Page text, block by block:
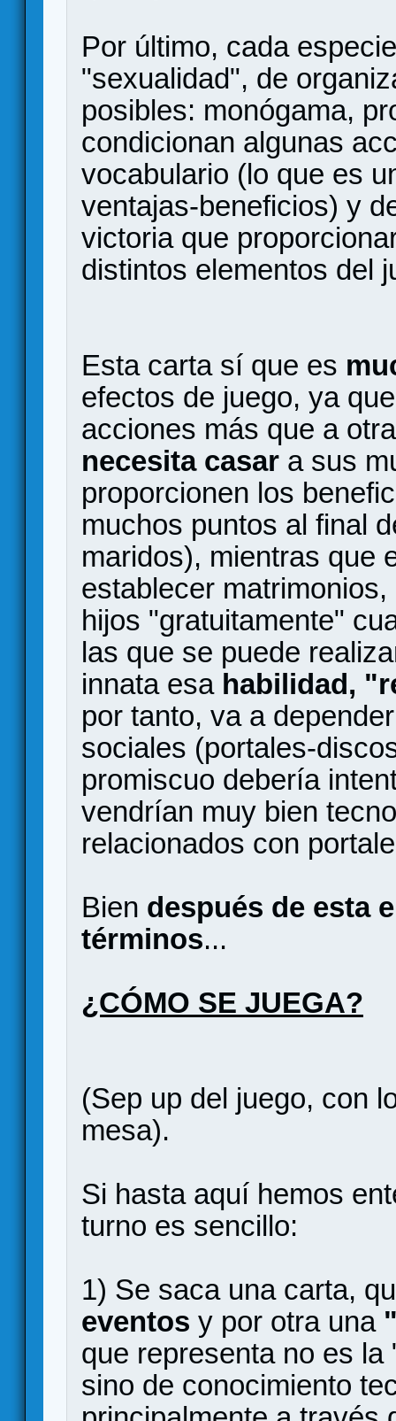
Por último, cada
"sexualidad", de
posibles: monógama,
condicionan algunas
vocabulario (lo que es
ventajas-beneficios) y
victoria que
distintos elementos del
Esta carta sí que es
efectos de juego, ya
acciones más que a
necesita casar a sus
proporcionen los
muchos puntos al final
maridos), mientras que
establecer
hijos "gratuitamente"
las que se puede
innata esa habilidad,
por tanto, va a
sociales (portales-
promiscuo debería
vendrían muy bien
relacionados con
Bien después de esta
términos...
¿CÓMO SE JUEGA?
(Sep up del juego, con
mesa).
Si hasta aquí hemos
turno es sencillo:
1) Se saca una carta,
eventos y por otra una
que representa no es
sino de conocimiento